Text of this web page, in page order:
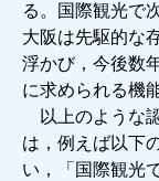
る。国際観光で
大阪は先駆的な
浮かび，今後数
に求められる機
以上のような
は，例えば以下
い，「国際観光